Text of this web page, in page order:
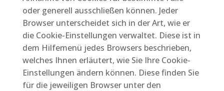
oder generell ausschließen können. Jeder
Browser unterscheidet sich in der Art, wie er
die Cookie-Einstellungen verwaltet. Diese ist in
dem Hilfemenü jedes Browsers beschrieben,
welches Ihnen erläutert, wie Sie Ihre Cookie-
Einstellungen ändern können. Diese finden Sie
für die jeweiligen Browser unter den